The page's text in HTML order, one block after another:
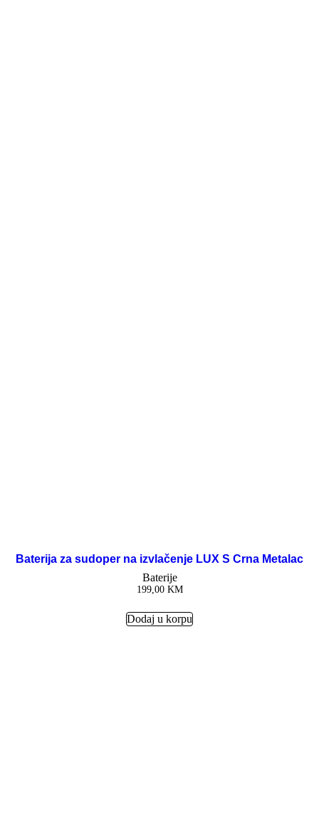
Baterija za sudoper na izvlačenje LUX S Crna Metalac
Baterije
199,00 KM
Dodaj u korpu